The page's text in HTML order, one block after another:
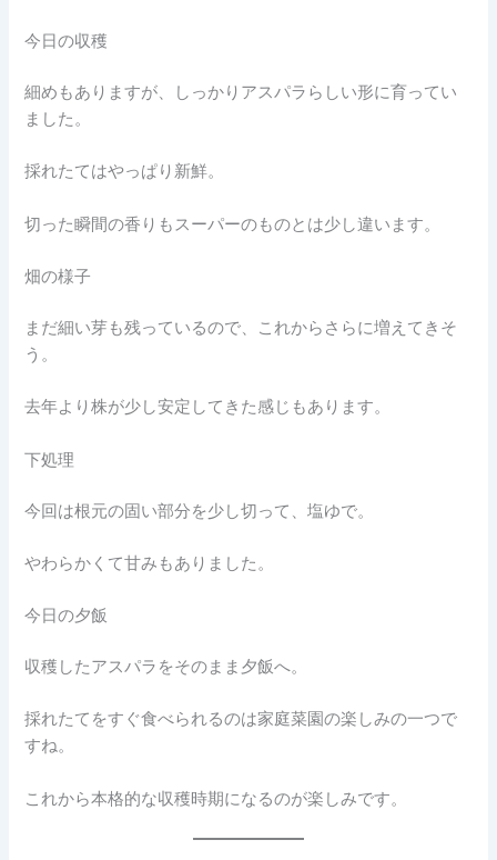
今日の収穫
細めもありますが、しっかりアスパラらしい形に育ってい
ました。
採れたてはやっぱり新鮮。
切った瞬間の香りもスーパーのものとは少し違います。
畑の様子
まだ細い芽も残っているので、これからさらに増えてきそ
う。
去年より株が少し安定してきた感じもあります。
下処理
今回は根元の固い部分を少し切って、塩ゆで。
やわらかくて甘みもありました。
今日の夕飯
収穫したアスパラをそのまま夕飯へ。
採れたてをすぐ食べられるのは家庭菜園の楽しみの一つで
すね。
これから本格的な収穫時期になるのが楽しみです。